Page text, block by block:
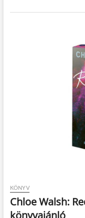
KÖNYV
Chloe Walsh:
könyvajánló